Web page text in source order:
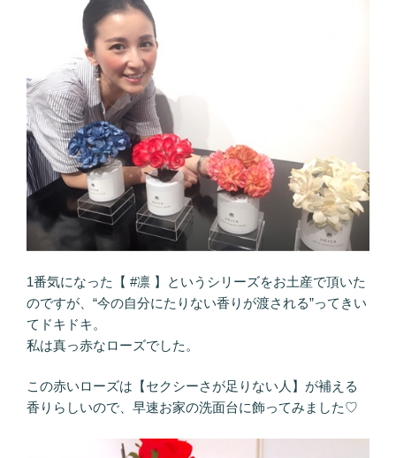
1番気になった【 #凛 】というシリーズをお土産で頂いた
のですが、“今の自分にたりない香りが渡される”ってきい
てドキドキ。
私は真っ赤なローズでした。
この赤いローズは【セクシーさが足りない人】が補える
香りらしいので、早速お家の洗面台に飾ってみました♡